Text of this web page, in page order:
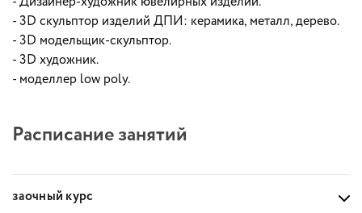
- 3D скульптор изделий ДПИ: керамика, металл, дерево.
- 3D модельщик-скульптор.
- 3D художник.
- моделлер low poly.
Расписание занятий
заочный курс